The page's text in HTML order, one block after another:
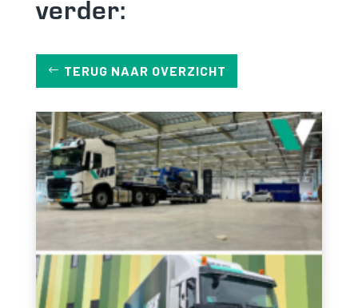
verder:
TERUG NAAR OVERZICHT